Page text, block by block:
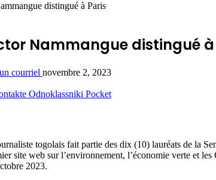
distingué à Paris
Nammangue distingué
courriel novembre 2, 2023
Odnoklassniki Pocket
togolais fait partie des dix (10) lauréats de la
web sur l’environnement, l’économie verte et
2023.